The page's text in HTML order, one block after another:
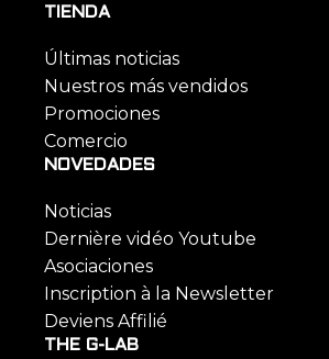
TIENDA
Últimas noticias
Nuestros más vendidos
Promociones
Comercio
NOVEDADES
Noticias
Dernière vidéo Youtube
Asociaciones
Inscription à la Newsletter
Deviens Affilié
THE G-LAB